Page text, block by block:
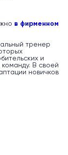
в фирменном
тренер
и
В своей
новичков